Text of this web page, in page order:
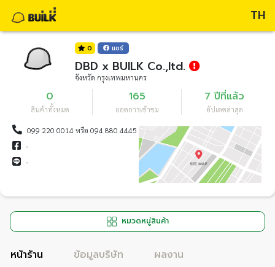
TH
0 แชร์
DBD x BUILK Co.,ltd.
จังหวัด กรุงเทพมหานคร
0
สินค้าทั้งหมด
165
ยอดการเข้าชม
7 ปีที่แล้ว
อัปเดตล่าสุด
099 220 0014 หรือ 094 880 4445
-
-
หมวดหมู่สินค้า
หน้าร้าน ข้อมูลบริษัท ผลงาน